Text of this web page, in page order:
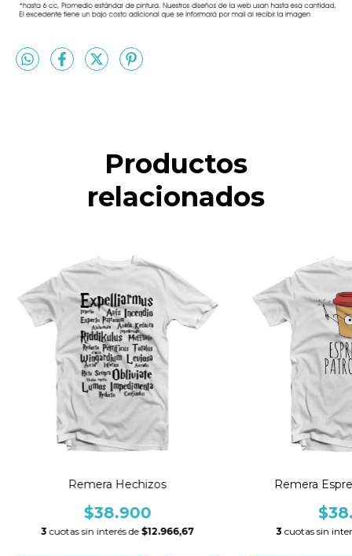
Productos
relacionados
Remera Hechizos
$38.900
3 cuotas sin interés de $12.966,67
Remera
3 cuotas sin